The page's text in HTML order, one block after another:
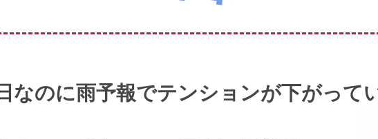
なのに雨予報でテンションが下がって